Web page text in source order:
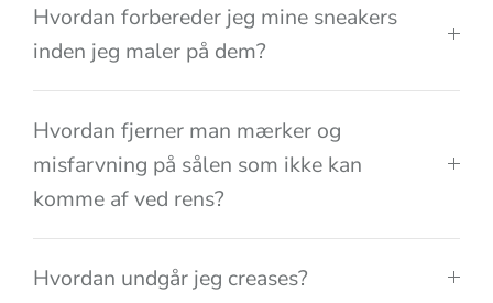
Hvordan forbereder jeg mine sneakers
inden jeg maler på dem?
Hvordan fjerner man mærker og
misfarvning på sålen som ikke kan
komme af ved rens?
Hvordan undgår jeg creases?